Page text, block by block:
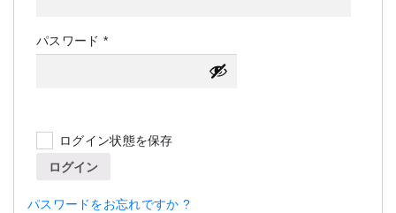
パスワード *必
須
ログイン状態を保存
ログイン
パスワードをお忘れですか ?